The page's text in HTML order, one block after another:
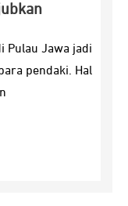
Pulau Jawa jadi
pendaki. Hal